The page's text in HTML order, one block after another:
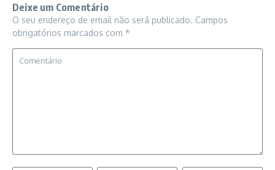
Deixe um Comentário
O seu endereço de email não será publicado. Campos
obrigatórios marcados com *